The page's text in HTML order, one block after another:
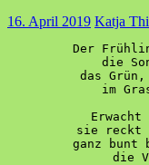
16. April 2019 Katja
Der
die
das
im
sie reckt
ganz
die